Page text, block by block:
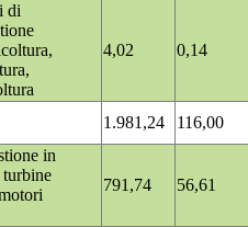
di
4,02 0,14
1.981,24
116,00
in
turbine
791,74 56,61